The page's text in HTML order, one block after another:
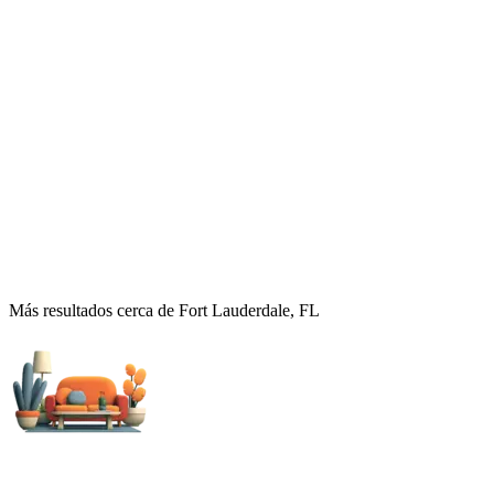
Más resultados cerca de Fort Lauderdale, FL